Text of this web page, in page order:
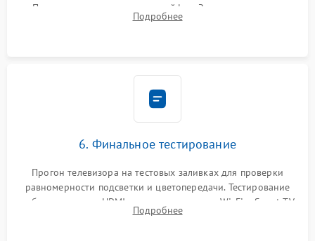
Подключение внутренних шлейфов. Закрытие корпуса.
Сброс настроек и обновление программного обеспечения.
Подробнее
6. Финальное тестирование
Прогон телевизора на тестовых заливках для проверки
равномерности подсветки и цветопередачи. Тестирование
работы разъемов HDMI, динамиков, модуля Wi-Fi и Smart TV
в рабочем режиме в течение нескольких часов.
Подробнее